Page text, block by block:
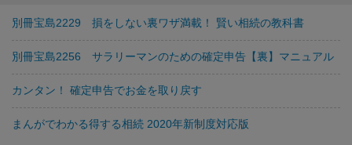
別冊宝島2229 損をしない裏ワザ満載！ 賢い相続の教科書
別冊宝島2256 サラリーマンのための確定申告【裏】マニュアル
カンタン！ 確定申告でお金を取り戻す
まんがでわかる得する相続 2020年新制度対応版